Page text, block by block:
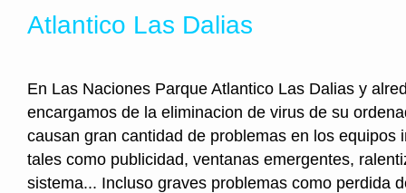
Atlantico Las Dalias
En Las Naciones Parque Atlantico Las Dalias y
encargamos de la eliminacion de virus de su
causan gran cantidad de problemas en los equipos
tales como publicidad, ventanas emergentes,
sistema... Incluso graves problemas como perdida